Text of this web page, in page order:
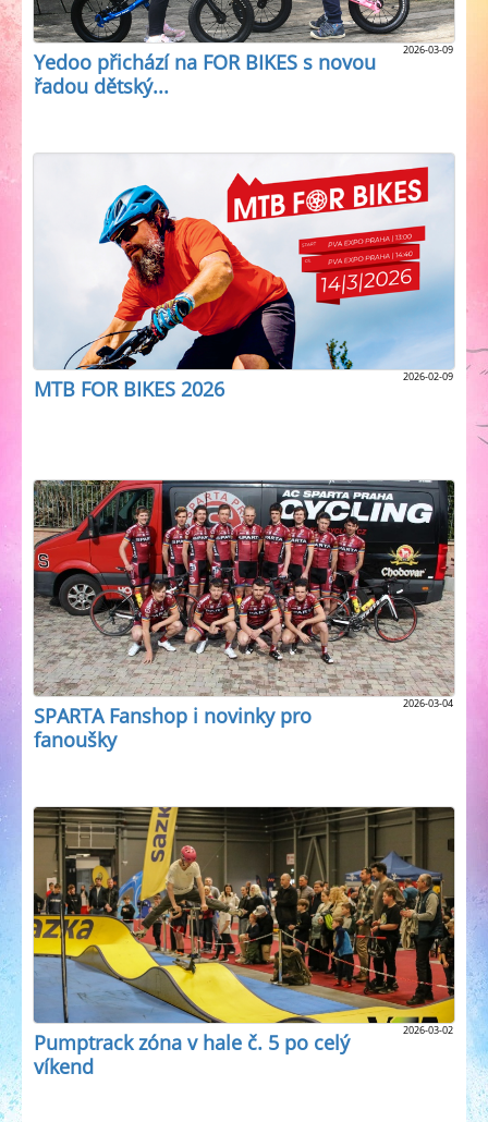
2026-03-09
Yedoo přichází na FOR BIKES s novou
řadou dětský...
2026-02-09
MTB FOR BIKES 2026
2026-03-04
SPARTA Fanshop i novinky pro
fanoušky
2026-03-02
Pumptrack zóna v hale č. 5 po celý
víkend